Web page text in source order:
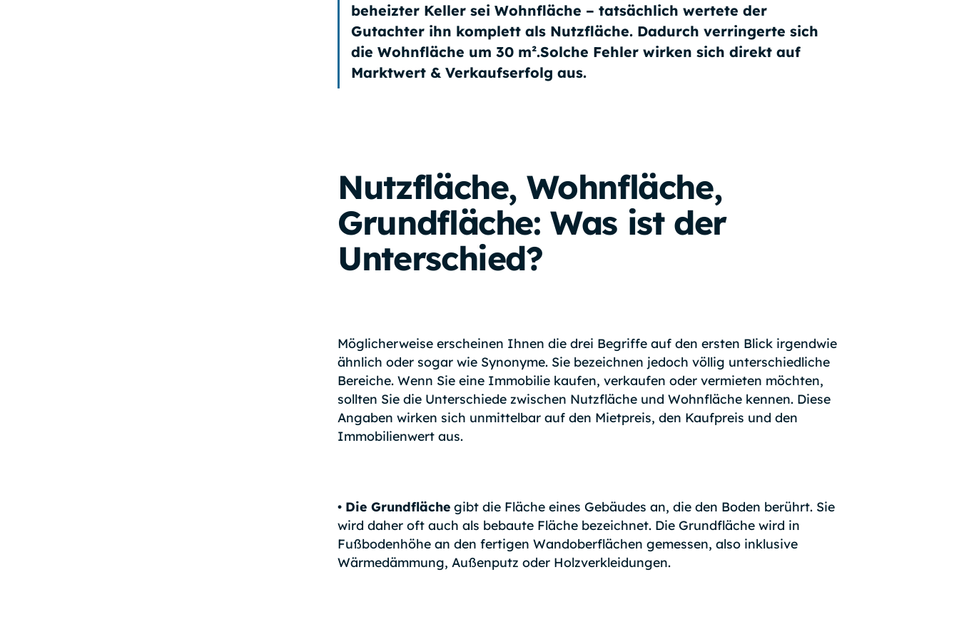
beheizter Keller sei Wohnfläche – tatsächlich wertete der
Gutachter ihn komplett als Nutzfläche. Dadurch verringerte sich
die Wohnfläche um 30 m².Solche Fehler wirken sichdirekt auf
Marktwert & Verkaufserfolg aus.
Nutzfläche, Wohnfläche,
Grundfläche: Was ist der
Unterschied?
Möglicherweise erscheinen Ihnen die drei Begriffe auf den ersten Blick irgendwie
ähnlich oder sogar wie Synonyme. Sie bezeichnen jedoch völlig unterschiedliche
Bereiche. Wenn Sie eine Immobilie kaufen, verkaufen oder vermieten möchten,
sollten Sie die Unterschiede zwischen Nutzfläche und Wohnfläche kennen. Diese
Angaben wirken sich unmittelbar auf den Mietpreis, den Kaufpreis und den
Immobilienwert aus.
• Die Grundfläche gibt die Fläche eines Gebäudes an, die den Boden berührt. Sie
wird daher oft auch als bebaute Fläche bezeichnet. Die Grundfläche wird in
Fußbodenhöhe an den fertigen Wandoberflächen gemessen, also inklusive
Wärmedämmung, Außenputz oder Holzverkleidungen.